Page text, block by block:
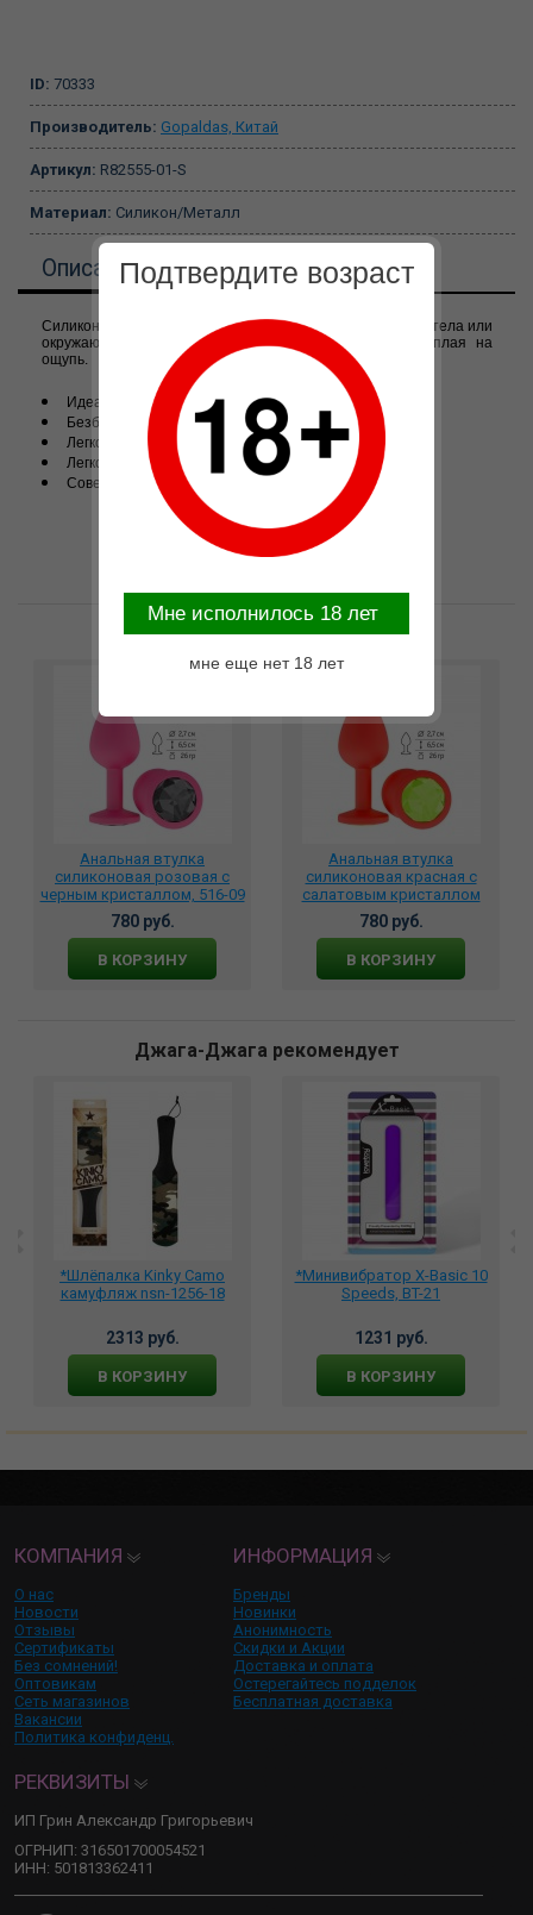
ID: 70333
Производитель: Gopaldas, Китай
Артикул: R82555-01-S
Материал: Силикон/Металл
Описание
Силиконовая пробка мгновенно принимает температуру тела или
окружающей среды - поэтому она всегда приятно тёплая на
ощупь.
Идеальные пропорции - абсолютно для всех.
Безболезненное введение
Легко ухаживать
Легко хранить
Совершенно безопасно использовать.
Возможные варианты замены
Анальная втулка
силиконовая розовая c
черным кристаллом, 516-09
780 руб.
В КОРЗИНУ
Анальная втулка
силиконовая красная с
салатовым кристаллом
517-12
780 руб.
В КОРЗИНУ
Джага-Джага рекомендует
*Шлёпалка Kinky Camo
камуфляж nsn-1256-18
2313 руб.
В КОРЗИНУ
*Минивибратор X-Basic 10
Speeds, BT-21
1231 руб.
В КОРЗИНУ
КОМПАНИЯ
О нас
Новости
Отзывы
Сертификаты
Без сомнений!
Оптовикам
Сеть магазинов
Вакансии
Политика конфиденц.
ИНФОРМАЦИЯ
Бренды
Новинки
Анонимность
Скидки и Акции
Доставка и оплата
Остерегайтесь подделок
Бесплатная доставка
РЕКВИЗИТЫ
ИП Грин Александр Григорьевич
ОГРНИП: 316501700054521
ИНН: 501813362411
Подтвердите возраст
Mне исполнилось 18 лет
мне еще нет 18 лет